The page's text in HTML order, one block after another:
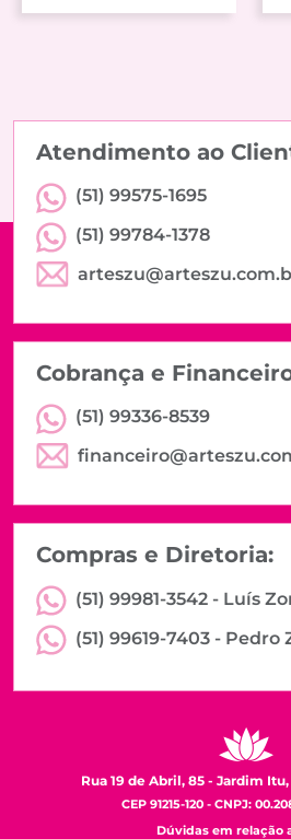
Atendimento ao
(51) 99575-1695
(51) 99784-1378
Cobrança e
(51) 99336-8539
Compras e Diretoria:
(51) 99981-3542 - Luís
(51) 99619-7403 - Pedro
Rua 19 de Abril, 85 - Jardim
CEP 91215-120 - CNPJ:
Dúvidas em relação